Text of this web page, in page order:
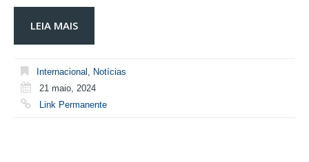
LEIA MAIS
Internacional
Notícias
21 maio, 2024
Link Permanente